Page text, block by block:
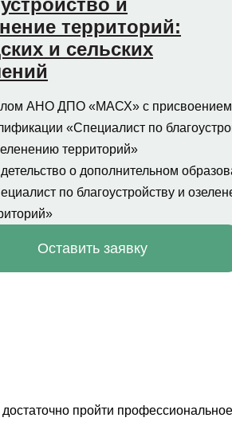
и
территорий:
и сельских
АНО ДПО «МАСХ» с присвоением
«Специалист по
территорий»
о дополнительном
по благоустройству и
Оставить заявку
пройти профессиональное